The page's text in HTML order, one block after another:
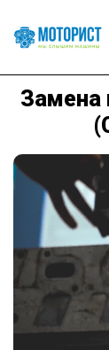
Замена